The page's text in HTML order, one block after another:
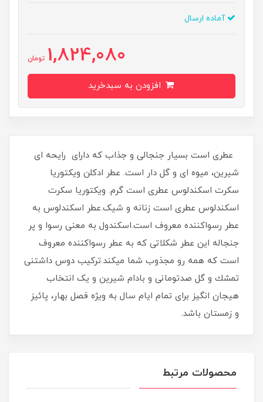
آماده ارسال
1,824,080 تومان
عطری است بسیار جنجالی و جذاب که دارای رایحه ای
شیرین، میوه ای و گل دار است. عطر ادکلن ویکتوریا
سکرت اسکندلوس عطری است گرم. ویکتوریا سکرت
اسکندلوس عطری است زنانه و شیک.عطر اسکندلوس به
عطر رسواکننده معروف است.اسكندول به معنی رسوا و پر
جنجاله این عطر شکلاتی که به عطر رسواکننده معروف
است كه همه رو مجذوب شما میكند.تركيب دوس داشتنى
تمشك و گل صدتومانى و بادام شيرين و یک انتخاب
هیجان انگیز برای تمام ایام سال به ویژه فصل بهار، پائیز
و زمستان باشد.
محصولات مرتبط